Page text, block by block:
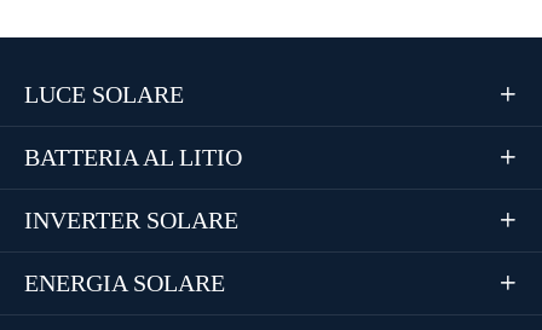
LUCE SOLARE 
BATTERIA AL LITIO 
INVERTER SOLARE 
ENERGIA SOLARE 